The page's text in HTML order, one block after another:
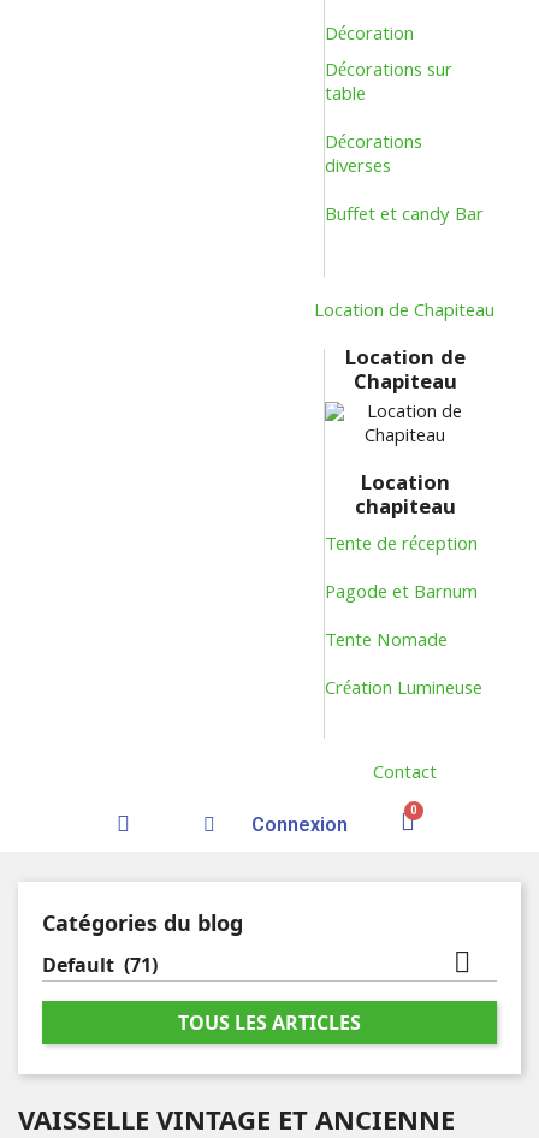
Décoration
Décorations sur
table
Décorations
diverses
Buffet et candy Bar
Location de Chapiteau
Location de
Chapiteau
Location
chapiteau
Tente de réception
Pagode et Barnum
Tente Nomade
Création Lumineuse
Contact
Connexion
Catégories du blog
Default (71) 
TOUS LES ARTICLES
VAISSELLE VINTAGE ET ANCIENNE